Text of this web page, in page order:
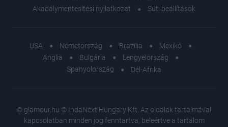
Akadálymentesítési nyilatkozat
Süti beállítások
USA Németország Brazília
Mexikó
Anglia
Bulgária
Lengyelország
Spanyolország
Dél-Afrika
© glamour.hu © IndaNext Hungary Kft. Az oldalak tartalmával
kapcsolatban minden jog fenntartva, beleértve a tartalom